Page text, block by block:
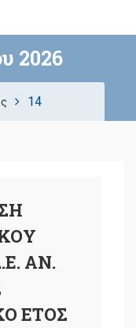
2026
14
ΑΝ.
ΕΤΟΣ